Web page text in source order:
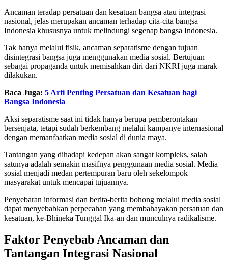
Ancaman teradap persatuan dan kesatuan bangsa atau integrasi
nasional, jelas merupakan ancaman terhadap cita-cita bangsa
Indonesia khususnya untuk melindungi segenap bangsa Indonesia.
Tak hanya melalui fisik, ancaman separatisme dengan tujuan
disintegrasi bangsa juga menggunakan media sosial. Bertujuan
sebagai propaganda untuk memisahkan diri dari NKRI juga marak
dilakukan.
Baca Juga: 5 Arti Penting Persatuan dan Kesatuan bagi
Bangsa Indonesia
Aksi separatisme saat ini tidak hanya berupa pemberontakan
bersenjata, tetapi sudah berkembang melalui kampanye internasional
dengan memanfaatkan media sosial di dunia maya.
Tantangan yang dihadapi kedepan akan sangat kompleks, salah
satunya adalah semakin masifnya penggunaan media sosial. Media
sosial menjadi medan pertempuran baru oleh sekelompok
masyarakat untuk mencapai tujuannya.
Penyebaran informasi dan berita-berita bohong melalui media sosial
dapat menyebabkan perpecahan yang membahayakan persatuan dan
kesatuan, ke-Bhineka Tunggal Ika-an dan munculnya radikalisme.
Faktor Penyebab Ancaman dan
Tantangan Integrasi Nasional